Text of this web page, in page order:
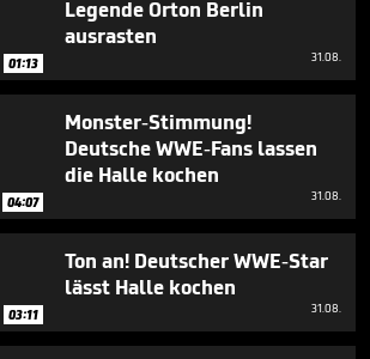
01:13
Legende Orton Berlin
ausrasten
31.08.
04:07
Monster-Stimmung!
Deutsche WWE-Fans lassen
die Halle kochen
31.08.
03:11
Ton an! Deutscher WWE-Star
lässt Halle kochen
31.08.